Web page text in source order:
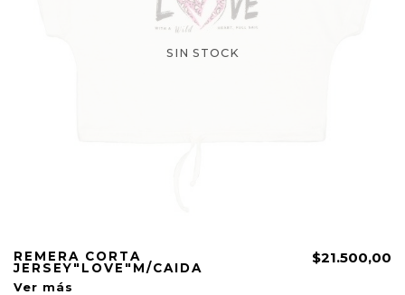
SIN STOCK
REMERA CORTA
JERSEY"LOVE"M/CAIDA
$21.500,00
Ver más